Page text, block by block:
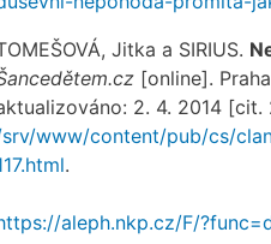
Jitka a SIRIUS.
[online].
2. 4. 2014 [cit.
www/content/pub/cs/
.
aleph.nkp.cz/F/